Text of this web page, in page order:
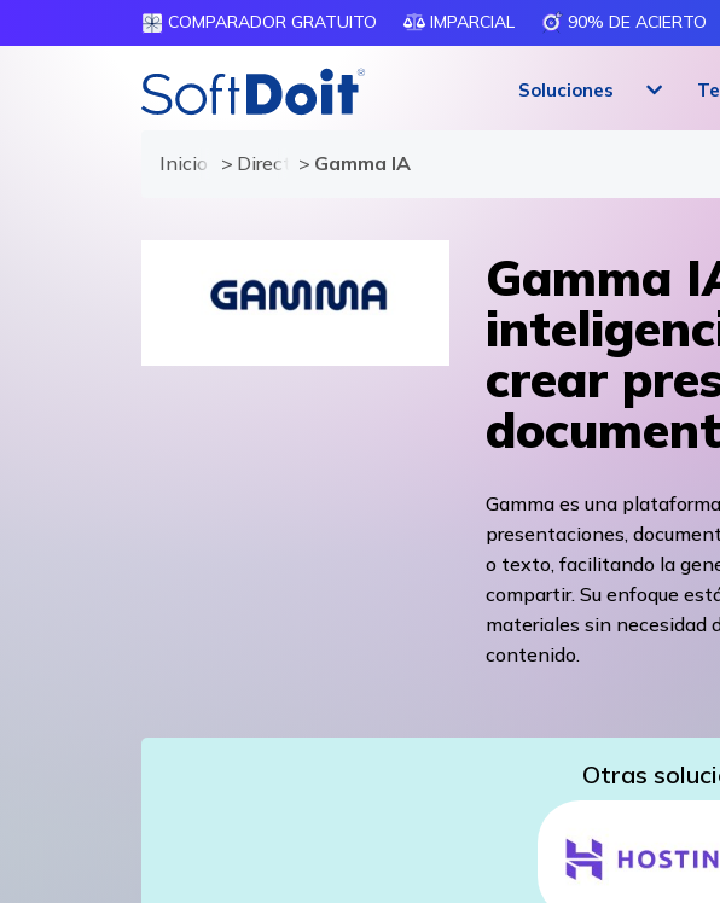
COMPARADOR GRATUITO IMPARCIAL 90% DE ACIERTO
Soluciones
Inicio Directorio de proveedores
Gamma IA
Gamma
crear
Gamma es una
presentaciones,
o texto, facilitando la
compartir. Su enfoque
materiales sin necesidad
contenido.
Otras